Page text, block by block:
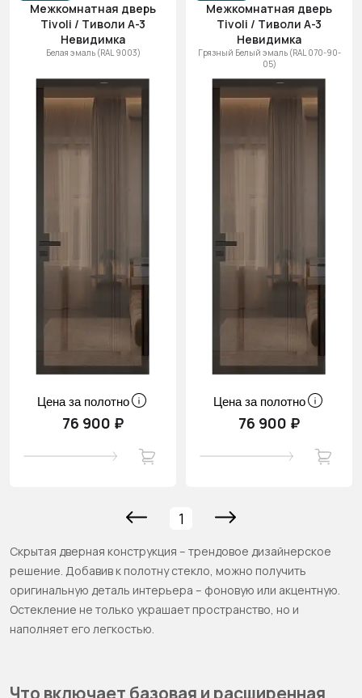
Межкомнатная дверь
Tivoli / Тиволи А-3
Невидимка
Белая эмаль (RAL 9003)
Цена за полотно
76 900 ₽
Межкомнатная дверь
Tivoli / Тиволи А-3
Невидимка
Грязный Белый эмаль (RAL 070-90-
05)
Цена за полотно
76 900 ₽
1
Скрытая дверная конструкция – трендовое дизайнерское
решение. Добавив к полотну стекло, можно получить
оригинальную деталь интерьера – фоновую или акцентную.
Остекление не только украшает пространство, но и
наполняет его легкостью.